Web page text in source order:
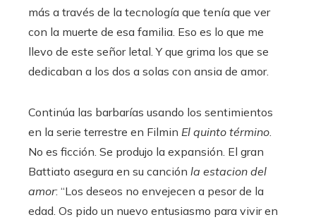
más a través de la tecnología que tenía que ver
con la muerte de esa familia. Eso es lo que me
llevo de este señor letal. Y que grima los que se
dedicaban a los dos a solas con ansia de amor.
Continúa las barbarías usando los sentimientos
en la serie terrestre en Filmin El quinto término
No es ficción. Se produjo la expansión. El gran
Battiato asegura en su canción la estacion del
amor: “Los deseos no envejecen a pesor de la
edad. Os pido un nuevo entusiasmo para vivir en